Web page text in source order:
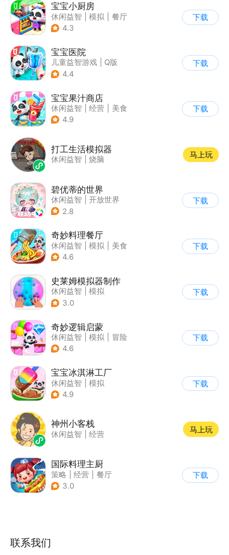
宝宝小厨房
休闲益智 模拟
餐厅
| 宝宝巴士
4.3
下载
宝宝医院
儿童益智游戏
Q版
4.4
下载
宝宝果汁商店
休闲益智 经营
美食
| 宝宝巴士
4.9
下载
打工生活模拟器
休闲益智 烧脑
马上玩
碧优蒂的世界
休闲益智
开放世界
| Q版
2.8
下载
奇妙料理餐厅
休闲益智 模拟
美食
| 宝宝巴士
4.6
下载
史莱姆模拟器制作
休闲益智
模拟
| 史莱姆
3.0
下载
奇妙逻辑启蒙
休闲益智 模拟
冒险
| 宝宝巴士
4.6
下载
宝宝冰淇淋工厂
休闲益智
模拟
| 宝宝巴士
4.9
下载
神州小客栈
休闲益智 经营
马上玩
国际料理主厨
策略 经营
餐厅
| 学习教育
3.0
下载
联系我们